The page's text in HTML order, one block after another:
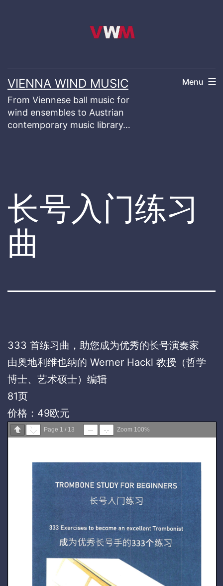
VIENNA WIND MUSIC
From Viennese ball music for
wind ensembles to Austrian
contemporary music library…
Menu
长号入门练习
曲
333 首练习曲，助您成为优秀的长号演奏家
由奥地利维也纳的 Werner Hackl 教授（哲学
博士、艺术硕士）编辑
81页
价格：49欧元
Page 1 / 13 Zoom 100%